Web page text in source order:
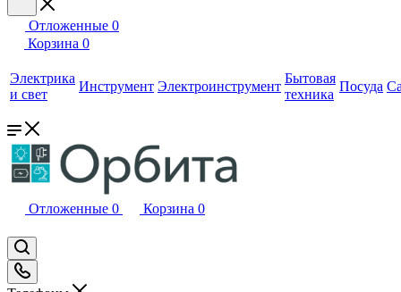
Отложенные 0
Корзина 0
Электрика
и свет
Инструмент Электроинструмент
Бытовая
техника
Посуда
Отложенные 0 Корзина 0